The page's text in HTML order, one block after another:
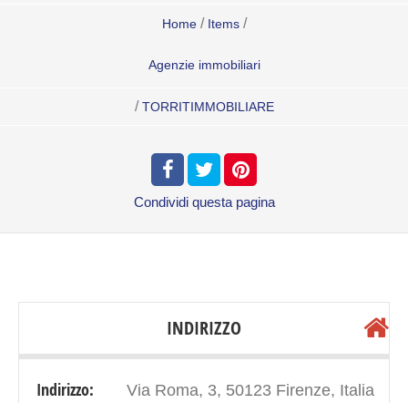
Home / Items /
Agenzie immobiliari
/ TORRITIMMOBILIARE
Condividi questa pagina
INDIRIZZO
Indirizzo: Via Roma, 3, 50123 Firenze, Italia